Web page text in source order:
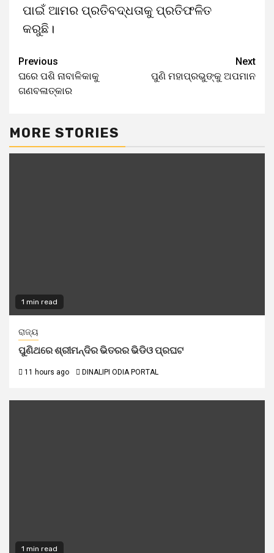
ପାଇଁ ଆମର ପ୍ରତିବଦ୍ଧତାକୁ ପ୍ରତିଫଳିତ
କରୁଛି।
Previous
ଘରେ ପଶି ନାବାଳିକାକୁ
ଗଣବଳାତ୍କାର
Next
ପୁଣି ମହାପ୍ରଭୁଙ୍କୁ ଅପମାନ
MORE STORIES
1 min read
ରାଜ୍ୟ
ପୁଣିଥରେ ଶ୍ରୀମନ୍ଦିର ଭିତରର ଭିଡିଓ ପ୍ରଘଟ
11 hours ago DINALIPI ODIA PORTAL
1 min read